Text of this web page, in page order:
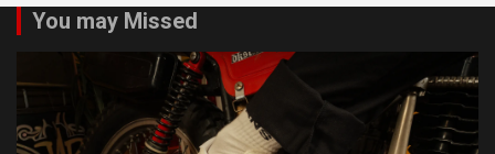
You may Missed